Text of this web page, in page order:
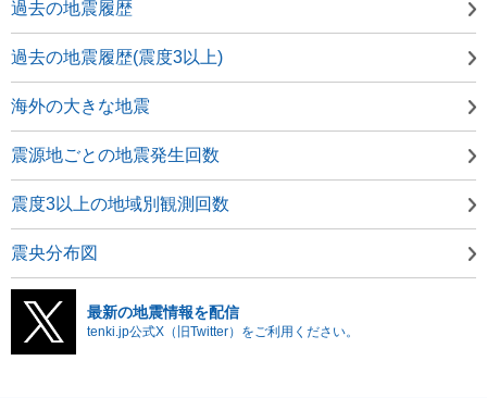
過去の地震履歴
過去の地震履歴(震度3以上)
海外の大きな地震
震源地ごとの地震発生回数
震度3以上の地域別観測回数
震央分布図
最新の地震情報を配信
tenki.jp公式X（旧Twitter）をご利用ください。